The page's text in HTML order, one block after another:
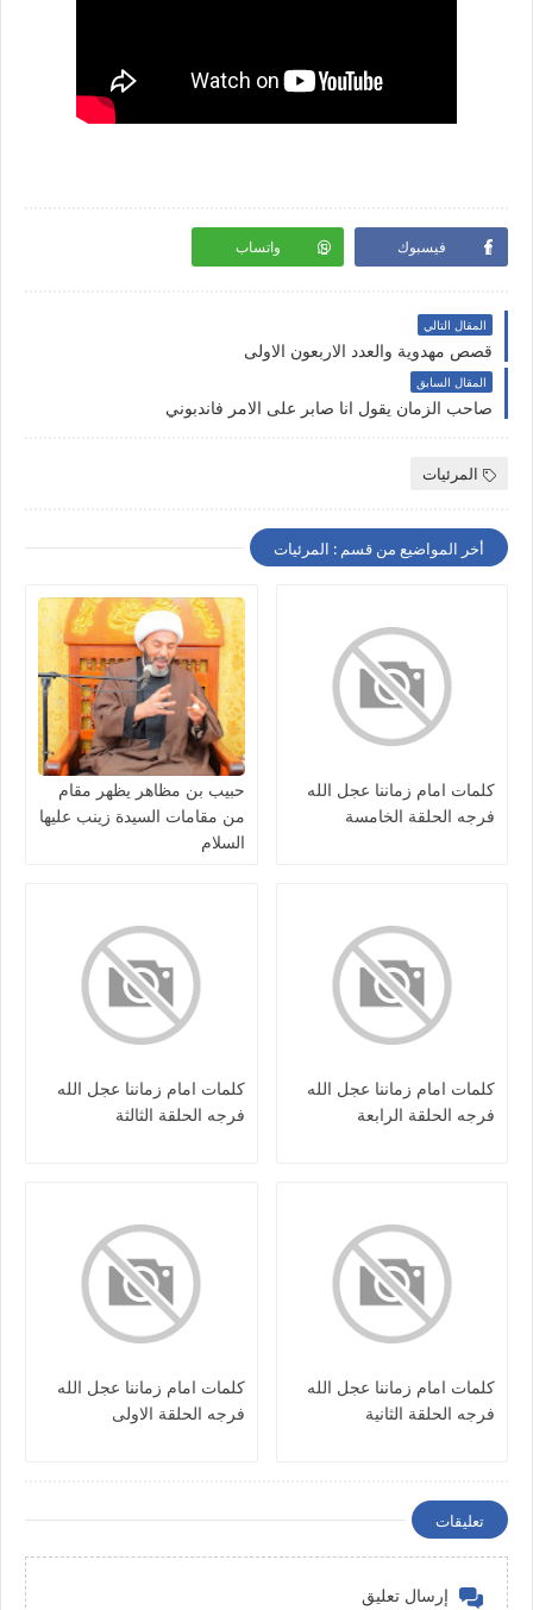
فيسبوك واتساب
المقال التالي
قصص مهدوية والعدد الاربعون الاولى
المقال السابق
صاحب الزمان يقول انا صابر على الامر فاندبوني
المرئيات
أخر المواضيع من قسم : المرئيات
كلمات امام زماننا عجل الله
فرجه الحلقة الخامسة
حبيب بن مظاهر يظهر مقام
من مقامات السيدة زينب عليها
السلام
كلمات امام زماننا عجل الله
فرجه الحلقة الرابعة
كلمات امام زماننا عجل الله
فرجه الحلقة الثالثة
كلمات امام زماننا عجل الله
فرجه الحلقة الثانية
كلمات امام زماننا عجل الله
فرجه الحلقة الاولى
تعليقات
إرسال تعليق